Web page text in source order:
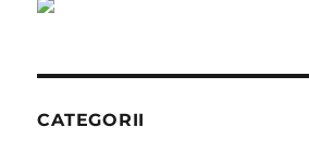
CATEGORII